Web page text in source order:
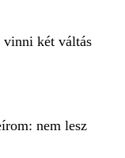
vinni két váltás
nem lesz